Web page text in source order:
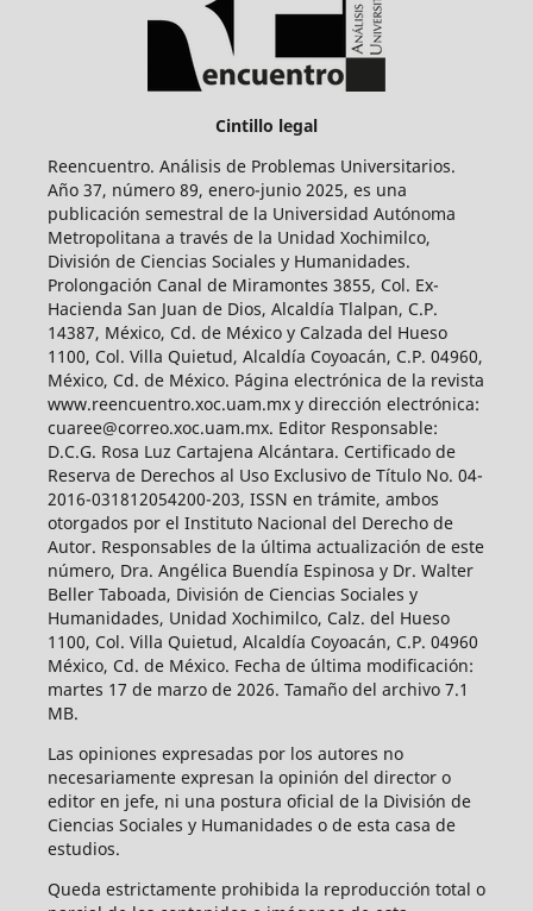
Cintillo legal
Reencuentro. Análisis de Problemas Universitarios.
Año 37, número 89, enero-junio 2025, es una
publicación semestral de la Universidad Autónoma
Metropolitana a través de la Unidad Xochimilco,
División de Ciencias Sociales y Humanidades.
Prolongación Canal de Miramontes 3855, Col. Ex-
Hacienda San Juan de Dios, Alcaldía Tlalpan, C.P.
14387, México, Cd. de México y Calzada del Hueso
1100, Col. Villa Quietud, Alcaldía Coyoacán, C.P. 04960,
México, Cd. de México. Página electrónica de la revista
www.reencuentro.xoc.uam.mx y dirección electrónica:
cuaree@correo.xoc.uam.mx. Editor Responsable:
D.C.G. Rosa Luz Cartajena Alcántara. Certificado de
Reserva de Derechos al Uso Exclusivo de Título No. 04-
2016-031812054200-203, ISSN en trámite, ambos
otorgados por el Instituto Nacional del Derecho de
Autor. Responsables de la última actualización de este
número, Dra. Angélica Buendía Espinosa y Dr. Walter
Beller Taboada, División de Ciencias Sociales y
Humanidades, Unidad Xochimilco, Calz. del Hueso
1100, Col. Villa Quietud, Alcaldía Coyoacán, C.P. 04960
México, Cd. de México. Fecha de última modificación:
martes 17 de marzo de 2026. Tamaño del archivo 7.1
MB.
Las opiniones expresadas por los autores no
necesariamente expresan la opinión del director o
editor en jefe, ni una postura oficial de la División de
Ciencias Sociales y Humanidades o de esta casa de
estudios.
Queda estrictamente prohibida la reproducción total o